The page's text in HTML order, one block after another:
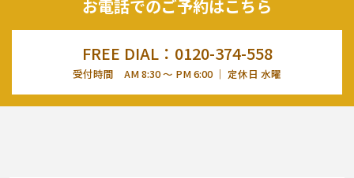
お電話でのご予約はこちら
FREE DIAL：0120-374-558
受付時間 AM 8:30 ～ PM 6:00 ｜ 定休日 水曜